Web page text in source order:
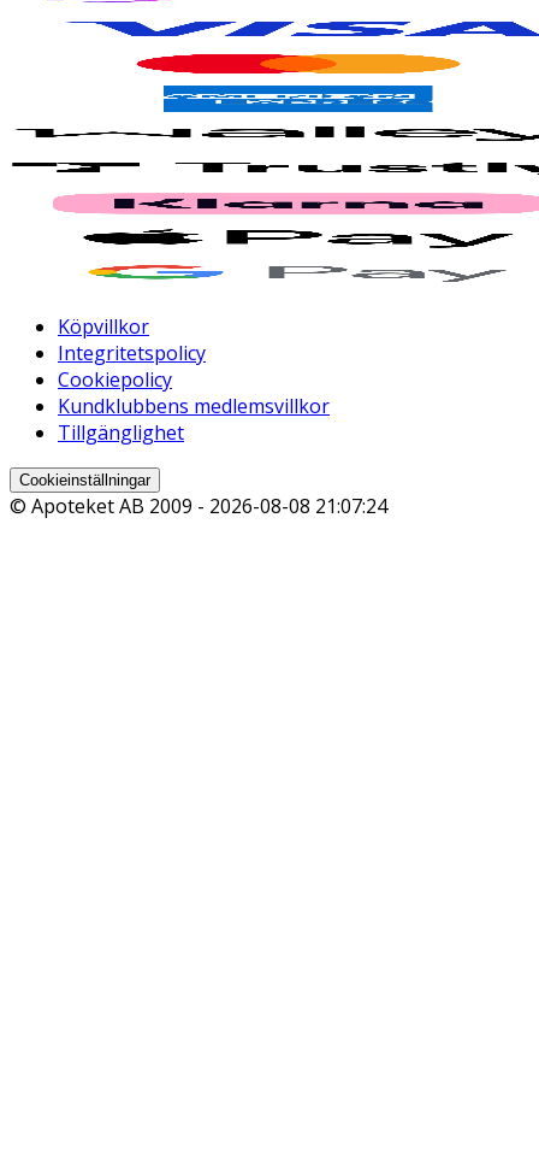
Köpvillkor
Integritetspolicy
Cookiepolicy
Kundklubbens medlemsvillkor
Tillgänglighet
Cookieinställningar
© Apoteket AB 2009 - 2026-08-08 21:07:24